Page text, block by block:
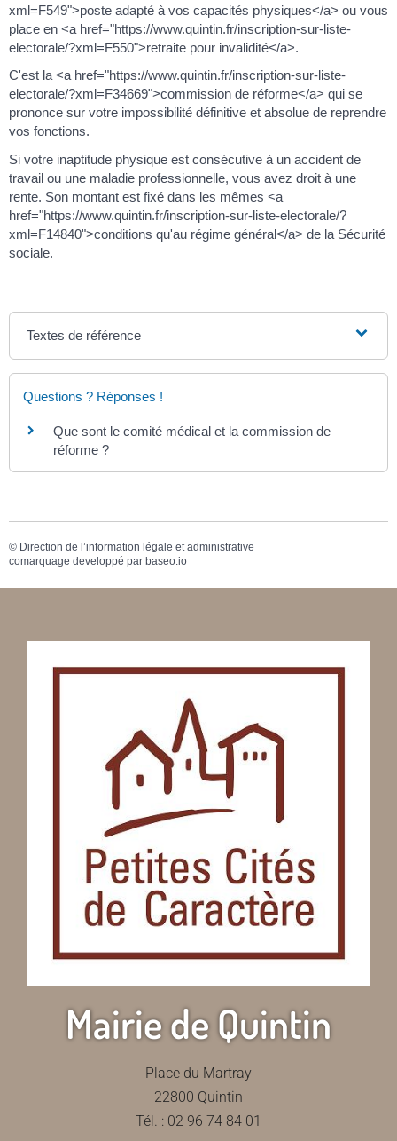
xml=F549">poste adapté à vos capacités physiques</a> ou vous
place en <a href="https://www.quintin.fr/inscription-sur-liste-
electorale/?xml=F550">retraite pour invalidité</a>.
C'est la <a href="https://www.quintin.fr/inscription-sur-liste-
electorale/?xml=F34669">commission de réforme</a> qui se
prononce sur votre impossibilité définitive et absolue de reprendre
vos fonctions.
Si votre inaptitude physique est consécutive à un accident de
travail ou une maladie professionnelle, vous avez droit à une
rente. Son montant est fixé dans les mêmes <a
href="https://www.quintin.fr/inscription-sur-liste-electorale/?
xml=F14840">conditions qu'au régime général</a> de la Sécurité
sociale.
Textes de référence
Questions ? Réponses !
Que sont le comité médical et la commission de
réforme ?
© Direction de l’information légale et administrative
comarquage developpé par baseo.io
Mairie de Quintin
Place du Martray
22800 Quintin
Tél. : 02 96 74 84 01